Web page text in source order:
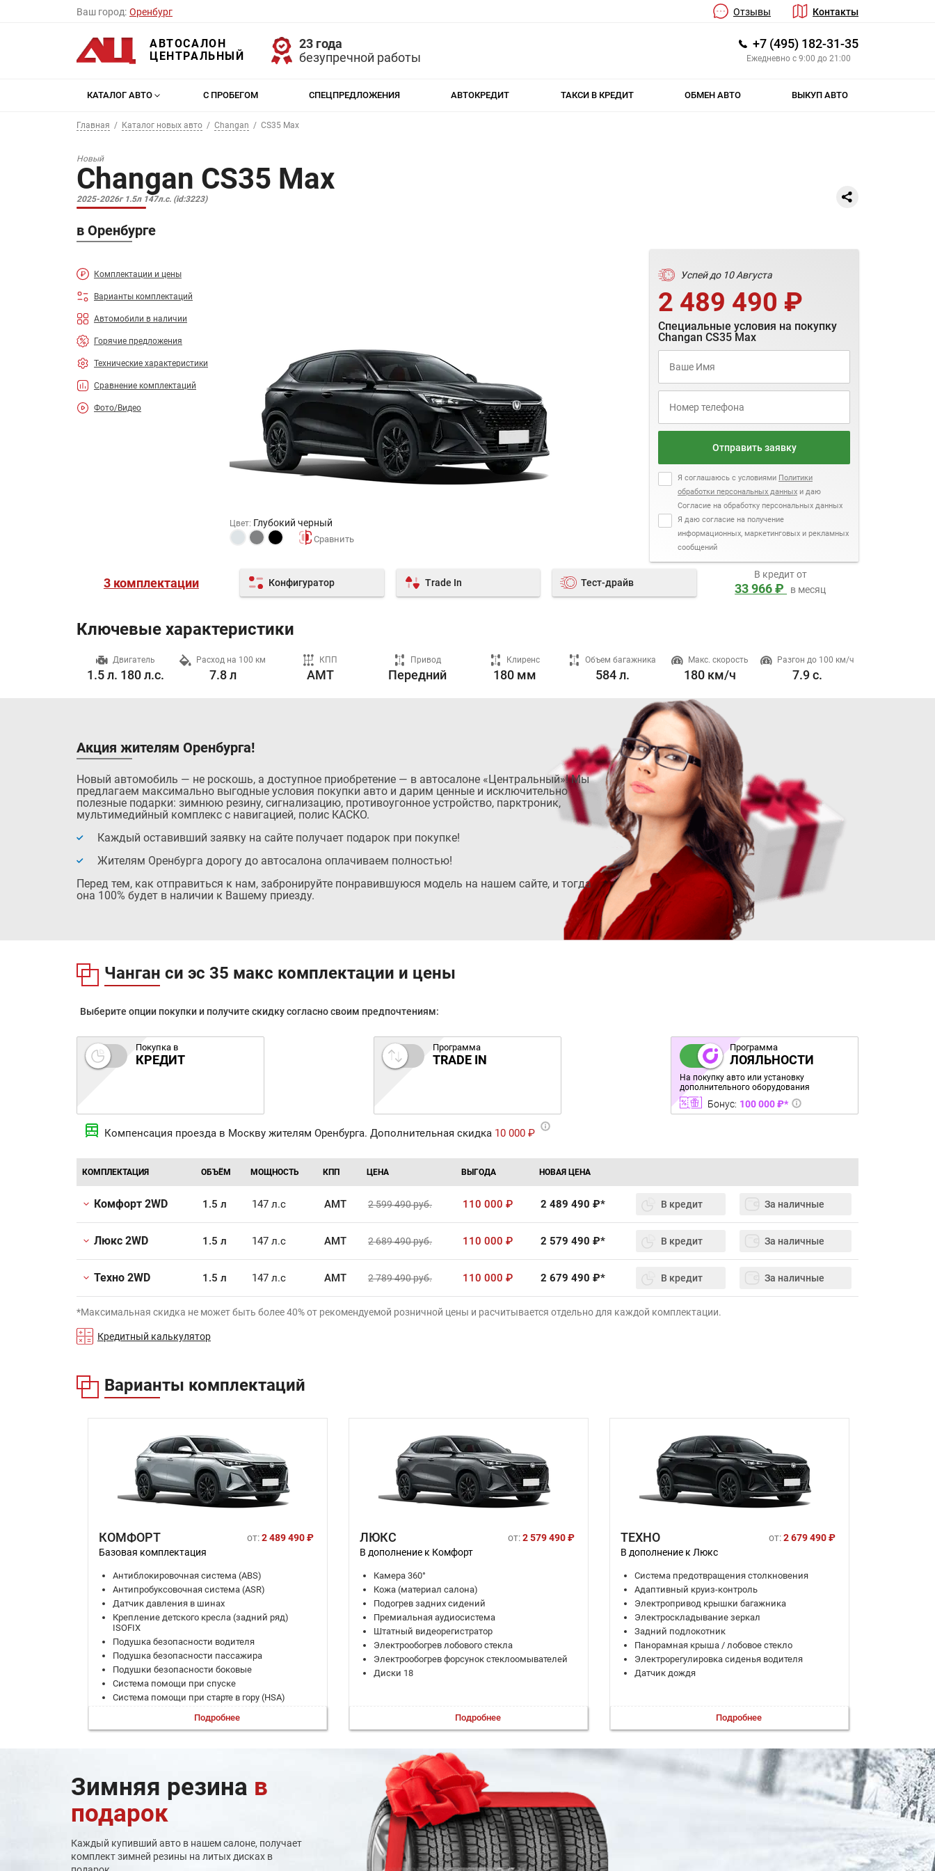
Ваш город: Оренбург Отзывы Контакты
АВТОСАЛОН
ЦЕНТРАЛЬНЫЙ
23 года
безупречной работы
+7 (495) 182-31-35
Ежедневно с 9:00 до 21:00
КАТАЛОГ АВТО С ПРОБЕГОМ СПЕЦПРЕДЛОЖЕНИЯ АВТОКРЕДИТ ТАКСИ В КРЕДИТ ОБМЕН АВТО ВЫКУП АВТО
Главная Каталог новых авто Changan CS35 Max
Новый
Changan CS35 Max
2025-2026г 1.5л 147л.с. (id:3223)
в Оренбурге
Комплектации и цены
Варианты комплектаций
Автомобили в наличии
Горячие предложения
Технические характеристики
Сравнение комплектаций
Фото/Видео
Цвет: Глубокий черный
Успей до 10 Августа
2 489 490 ₽
Специальные условия на покупку
Changan CS35 Max
Отправить заявку
Я соглашаюсь с условиями Политики
обработки персональных данных и даю
Согласие на обработку персональных данных
Я даю согласие на получение
информационных, маркетинговых и рекламных
сообщений
3 комплектации Конфигуратор Trade In Тест-драйв
В кредит от
33 966 ₽ в месяц
Ключевые характеристики
Двигатель
1.5 л. 180 л.с.
Расход на 100 км
7.8 л
КПП
AMT
Привод
Передний
Клиренс
180 мм
Объем багажника
584 л.
Макс. скорость
180 км/ч
Разгон до 100 км/ч
7.9 с.
Акция жителям Оренбурга!
Новый автомобиль — не роскошь, а доступное приобретение — в автосалоне «Центральный»! Мы
предлагаем максимально выгодные условия покупки авто и дарим ценные и исключительно
полезные подарки: зимнюю резину, сигнализацию, противоугонное устройство, парктроник,
мультимедийный комплекс с навигацией, полис КАСКО.
Каждый оставивший заявку на сайте получает подарок при покупке!
Жителям Оренбурга дорогу до автосалона оплачиваем полностью!
Перед тем, как отправиться к нам, забронируйте понравившуюся модель на нашем сайте, и тогда
она 100% будет в наличии к Вашему приезду.
Чанган си эс 35 макс комплектации и цены
Выберите опции покупки и получите скидку согласно своим предпочтениям:
Покупка в
КРЕДИТ
Программа
TRADE IN
Программа
ЛОЯЛЬНОСТИ
На покупку авто или установку
дополнительного оборудования
Бонус: 100 000 ₽*
Компенсация проезда в Москву жителям Оренбурга. Дополнительная скидка 10 000 ₽
КОМПЛЕКТАЦИЯ ОБЪЁМ МОЩНОСТЬ КПП ЦЕНА ВЫГОДА НОВАЯ ЦЕНА
Комфорт 2WD 1.5 л 147 л.с AMT 2 599 490руб. 110 000 ₽ 2 489 490 ₽* В кредит За наличные
Люкс 2WD 1.5 л 147 л.с AMT 2 689 490руб. 110 000 ₽ 2 579 490 ₽* В кредит За наличные
Техно 2WD 1.5 л 147 л.с AMT 2 789 490руб. 110 000 ₽ 2 679 490 ₽* В кредит За наличные
*Максимальная скидка не может быть более 40% от рекомендуемой розничной цены и расчитывается отдельно для каждой комплектации.
Кредитный калькулятор
Варианты комплектаций
КОМФОРТ от:2 489 490 ₽
Базовая комплектация
Антиблокировочная система (ABS)
Антипробуксовочная система (ASR)
Датчик давления в шинах
Крепление детского кресла (задний ряд)
ISOFIX
Подушка безопасности водителя
Подушка безопасности пассажира
Подушки безопасности боковые
Система помощи при спуске
Система помощи при старте в гору (HSA)
Система помощи при торможении (BAS; EBD)
Система стабилизации (ESP)
Запуск двигателя с кнопки
Камера задняя
Климат-контроль 1-зонный
Круиз-контроль
Мультифункциональное рулевое колесо
Парктроник задний
Регулировка руля по вылету
Подробнее
ЛЮКС от:2 579 490 ₽
В дополнение к Комфорт
Камера 360°
Кожа (материал салона)
Подогрев задних сидений
Премиальная аудиосистема
Штатный видеорегистратор
Электрообогрев лобового стекла
Электрообогрев форсунок стеклоомывателей
Диски 18
Подробнее
ТЕХНО от:2 679 490 ₽
В дополнение к Люкс
Система предотвращения столкновения
Адаптивный круиз-контроль
Электропривод крышки багажника
Электроскладывание зеркал
Задний подлокотник
Панорамная крыша / лобовое стекло
Электрорегулировка сиденья водителя
Датчик дождя
Подробнее
Зимняя резина в
подарок
Каждый купивший авто в нашем салоне, получает
комплект зимней резины на литых дисках в